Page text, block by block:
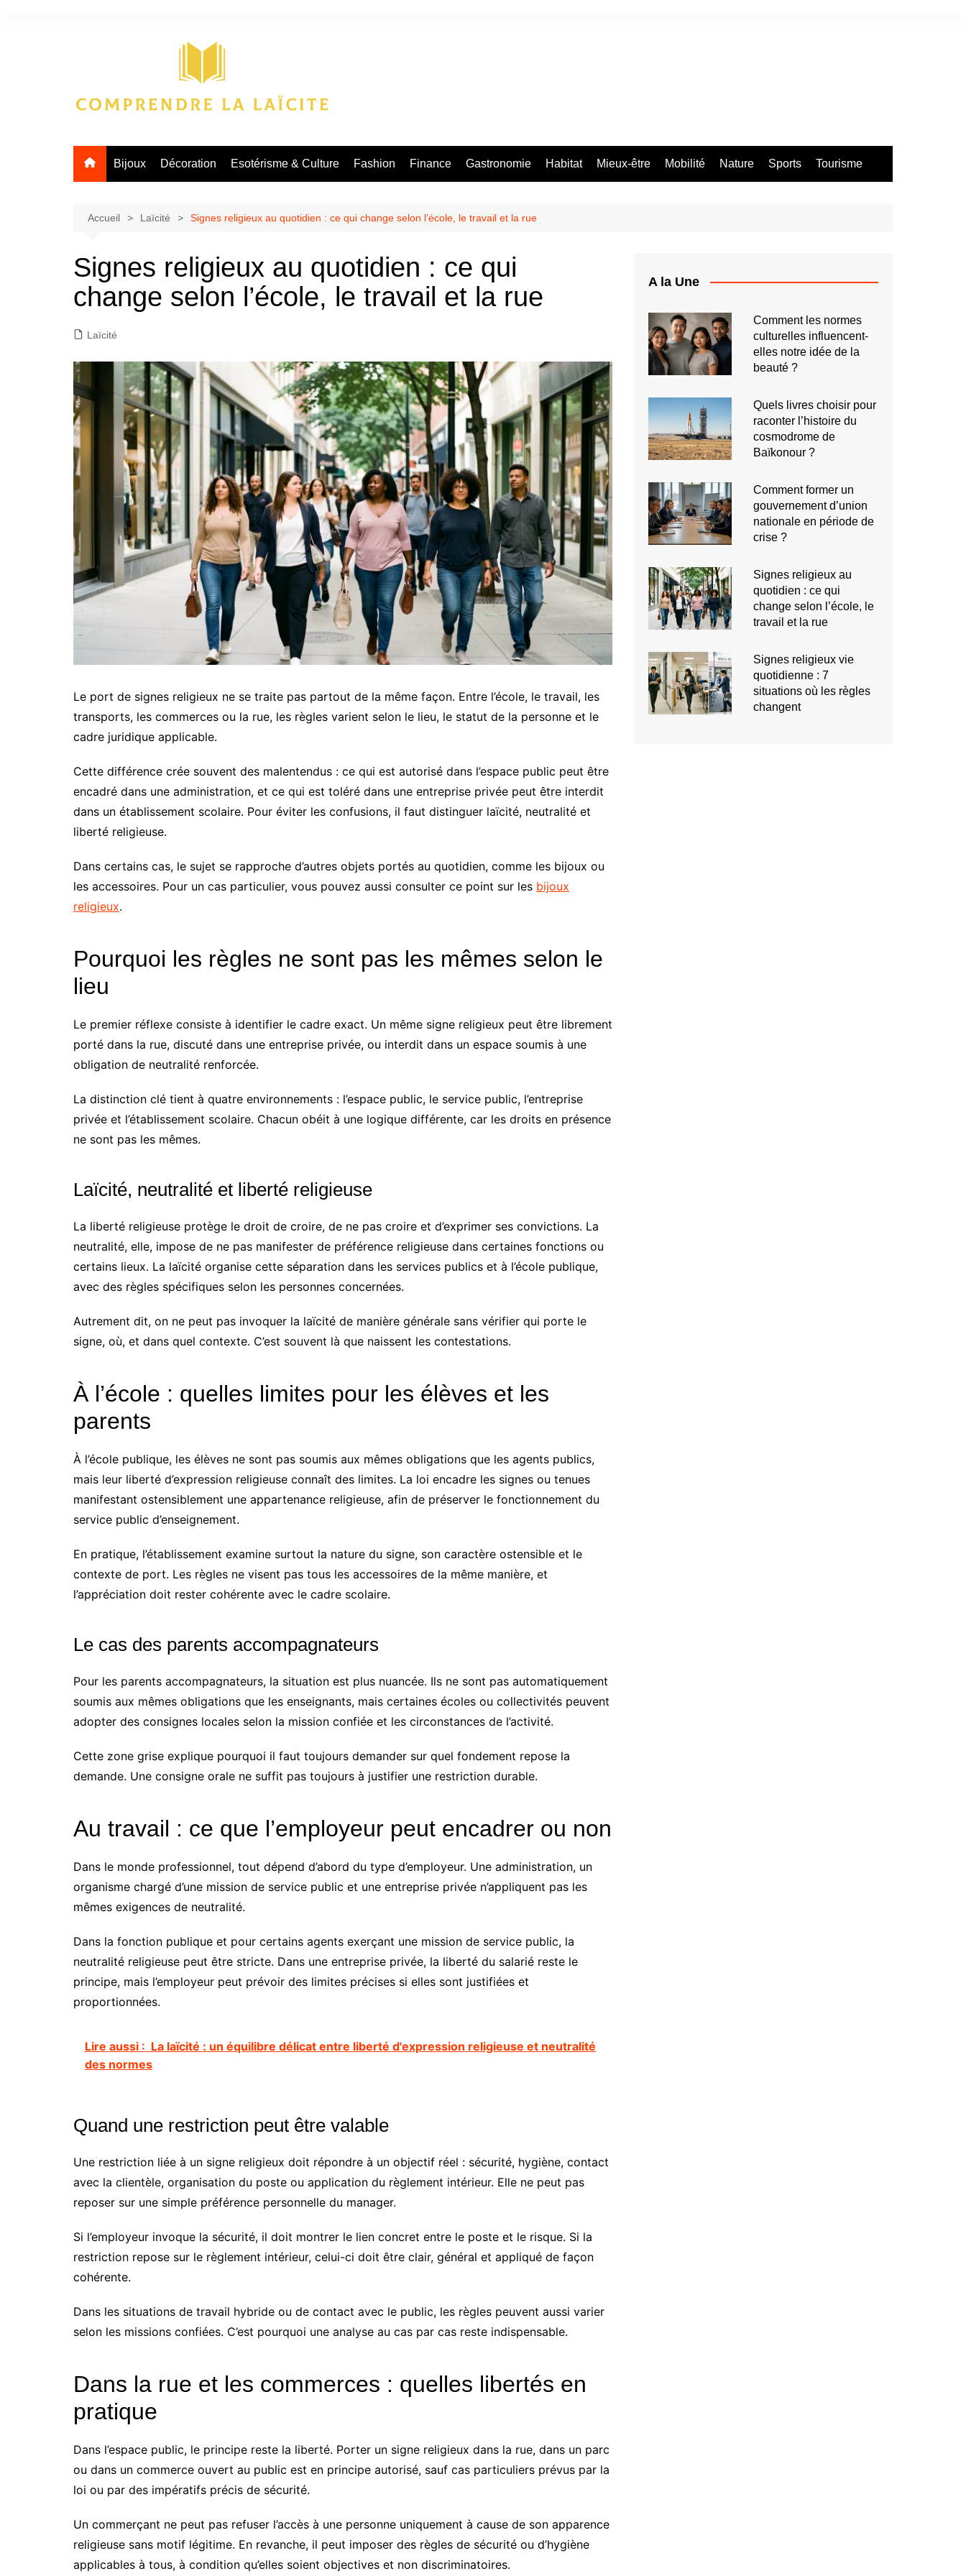
Bijoux Décoration Esotérisme & Culture Fashion Finance Gastronomie Habitat Mieux-être Mobilité Nature Sports Tourisme
Accueil Laïcité Signes religieux au quotidien : ce qui change selon l’école, le travail et la rue
Signes religieux au quotidien : ce qui
change selon l’école, le travail et la rue
Laïcité
Le port de signes religieux ne se traite pas partout de la même façon. Entre l’école, le travail, les
transports, les commerces ou la rue, les règles varient selon le lieu, le statut de la personne et le
cadre juridique applicable.
Cette différence crée souvent des malentendus : ce qui est autorisé dans l’espace public peut être
encadré dans une administration, et ce qui est toléré dans une entreprise privée peut être interdit
dans un établissement scolaire. Pour éviter les confusions, il faut distinguer laïcité, neutralité et
liberté religieuse.
Dans certains cas, le sujet se rapproche d’autres objets portés au quotidien, comme les bijoux ou
les accessoires. Pour un cas particulier, vous pouvez aussi consulter ce point sur les bijoux
religieux.
Pourquoi les règles ne sont pas les mêmes selon le
lieu
Le premier réflexe consiste à identifier le cadre exact. Un même signe religieux peut être librement
porté dans la rue, discuté dans une entreprise privée, ou interdit dans un espace soumis à une
obligation de neutralité renforcée.
La distinction clé tient à quatre environnements : l’espace public, le service public, l’entreprise
privée et l’établissement scolaire. Chacun obéit à une logique différente, car les droits en présence
ne sont pas les mêmes.
Laïcité, neutralité et liberté religieuse
La liberté religieuse protège le droit de croire, de ne pas croire et d’exprimer ses convictions. La
neutralité, elle, impose de ne pas manifester de préférence religieuse dans certaines fonctions ou
certains lieux. La laïcité organise cette séparation dans les services publics et à l’école publique,
avec des règles spécifiques selon les personnes concernées.
Autrement dit, on ne peut pas invoquer la laïcité de manière générale sans vérifier qui porte le
signe, où, et dans quel contexte. C’est souvent là que naissent les contestations.
À l’école : quelles limites pour les élèves et les
parents
À l’école publique, les élèves ne sont pas soumis aux mêmes obligations que les agents publics,
mais leur liberté d’expression religieuse connaît des limites. La loi encadre les signes ou tenues
manifestant ostensiblement une appartenance religieuse, afin de préserver le fonctionnement du
service public d’enseignement.
En pratique, l’établissement examine surtout la nature du signe, son caractère ostensible et le
contexte de port. Les règles ne visent pas tous les accessoires de la même manière, et
l’appréciation doit rester cohérente avec le cadre scolaire.
Le cas des parents accompagnateurs
Pour les parents accompagnateurs, la situation est plus nuancée. Ils ne sont pas automatiquement
soumis aux mêmes obligations que les enseignants, mais certaines écoles ou collectivités peuvent
adopter des consignes locales selon la mission confiée et les circonstances de l’activité.
Cette zone grise explique pourquoi il faut toujours demander sur quel fondement repose la
demande. Une consigne orale ne suffit pas toujours à justifier une restriction durable.
Au travail : ce que l’employeur peut encadrer ou non
Dans le monde professionnel, tout dépend d’abord du type d’employeur. Une administration, un
organisme chargé d’une mission de service public et une entreprise privée n’appliquent pas les
mêmes exigences de neutralité.
Dans la fonction publique et pour certains agents exerçant une mission de service public, la
neutralité religieuse peut être stricte. Dans une entreprise privée, la liberté du salarié reste le
principe, mais l’employeur peut prévoir des limites précises si elles sont justifiées et
proportionnées.
Lire aussi : La laïcité : un équilibre délicat entre liberté d'expression religieuse et neutralité
des normes
Quand une restriction peut être valable
Une restriction liée à un signe religieux doit répondre à un objectif réel : sécurité, hygiène, contact
avec la clientèle, organisation du poste ou application du règlement intérieur. Elle ne peut pas
reposer sur une simple préférence personnelle du manager.
Si l’employeur invoque la sécurité, il doit montrer le lien concret entre le poste et le risque. Si la
restriction repose sur le règlement intérieur, celui-ci doit être clair, général et appliqué de façon
cohérente.
Dans les situations de travail hybride ou de contact avec le public, les règles peuvent aussi varier
selon les missions confiées. C’est pourquoi une analyse au cas par cas reste indispensable.
Dans la rue et les commerces : quelles libertés en
pratique
Dans l’espace public, le principe reste la liberté. Porter un signe religieux dans la rue, dans un parc
ou dans un commerce ouvert au public est en principe autorisé, sauf cas particuliers prévus par la
loi ou par des impératifs précis de sécurité.
Un commerçant ne peut pas refuser l’accès à une personne uniquement à cause de son apparence
religieuse sans motif légitime. En revanche, il peut imposer des règles de sécurité ou d’hygiène
applicables à tous, à condition qu’elles soient objectives et non discriminatoires.
A la Une
Comment les normes
culturelles influencent-
elles notre idée de la
beauté ?
Quels livres choisir pour
raconter l’histoire du
cosmodrome de
Baïkonour ?
Comment former un
gouvernement d’union
nationale en période de
crise ?
Signes religieux au
quotidien : ce qui
change selon l’école, le
travail et la rue
Signes religieux vie
quotidienne : 7
situations où les règles
changent